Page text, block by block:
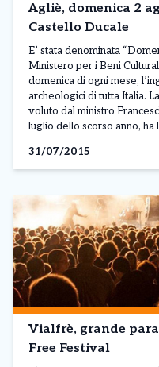
Agliè, domenica 2
Castello Ducale
E’ stata denominata
Ministero per i Beni
domenica di ogni mese,
archeologici di tutta Italia.
voluto dal ministro
luglio dello scorso anno, ha
31/07/2015
Vialfrè, grande
Free Festival